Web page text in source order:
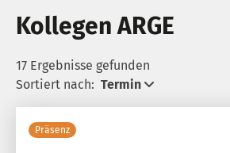
Kollegen ARGE
17 Ergebnisse gefunden
Sortiert nach: Termin
Präsenz